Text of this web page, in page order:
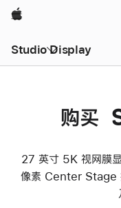
Apple
Studio Display
购买
27 英寸 5K 视网膜
像素 Center Stage